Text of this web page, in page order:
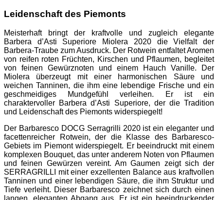
Leidenschaft des Piemonts
Meisterhaft bringt der kraftvolle und zugleich elegante
Barbera d’Asti Superiore Miolera 2020 die Vielfalt der
Barbera-Traube zum Ausdruck. Der Rotwein entfaltet Aromen
von reifen roten Früchten, Kirschen und Pflaumen, begleitet
von feinen Gewürznoten und einem Hauch Vanille. Der
Miolera überzeugt mit einer harmonischen Säure und
weichen Tanninen, die ihm eine lebendige Frische und ein
geschmeidiges Mundgefühl verleihen. Er ist ein
charaktervoller Barbera d’Asti Superiore, der die Tradition
und Leidenschaft des Piemonts widerspiegelt!
Der Barbaresco DOCG Serragrilli 2020 ist ein eleganter und
facettenreicher Rotwein, der die Klasse des Barbaresco-
Gebiets im Piemont widerspiegelt. Er beeindruckt mit einem
komplexen Bouquet, das unter anderem Noten von Pflaumen
und feinen Gewürzen vereint. Am Gaumen zeigt sich der
SERRAGRILLI mit einer exzellenten Balance aus kraftvollen
Tanninen und einer lebendigen Säure, die ihm Struktur und
Tiefe verleiht. Dieser Barbaresco zeichnet sich durch einen
langen, eleganten Abgang aus. Er ist ein beeindruckender